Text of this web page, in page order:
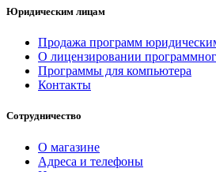
Юридическим лицам
Продажа программ
О лицензировании
Программы для компьютера
Контакты
Сотрудничество
О магазине
Адреса и телефоны